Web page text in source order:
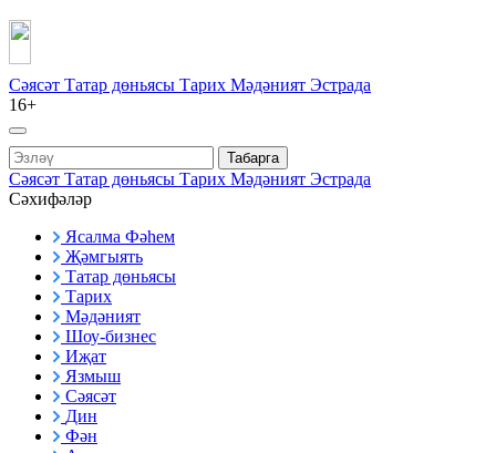
Сәясәт Татар дөньясы Тарих Мәдәният Эстрада
16+
Табарга
Сәясәт Татар дөньясы Тарих Мәдәният Эстрада
Сәхифәләр
Ясалма Фәһем
Җәмгыять
Татар дөньясы
Тарих
Мәдәният
Шоу-бизнес
Иҗат
Язмыш
Сәясәт
Дин
Фән